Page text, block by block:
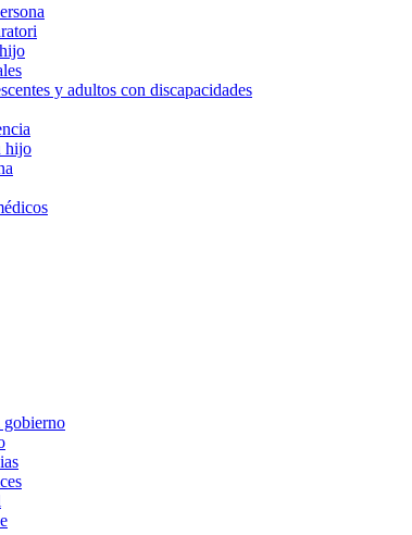
y adultos con discapacidades
hijo
gobierno